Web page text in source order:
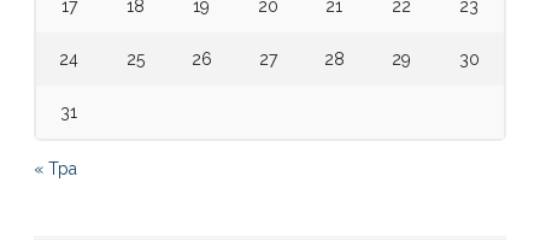
17 18 19 20 21 22 23
24 25 26 27 28 29 30
31
« Тра